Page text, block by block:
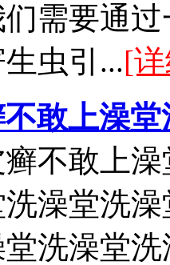
需要通
虫引...[
敢上澡堂
不敢上
澡堂洗
洗澡堂